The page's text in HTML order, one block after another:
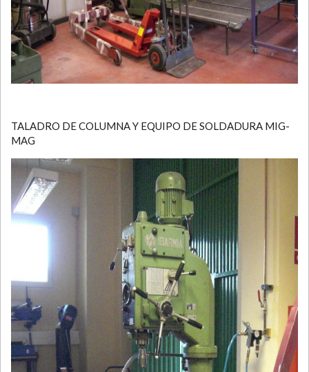
TALADRO DE COLUMNA Y EQUIPO DE SOLDADURA MIG-
MAG